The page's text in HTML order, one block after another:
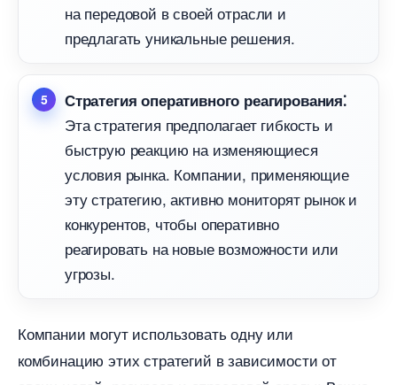
на передовой в своей отрасли и
предлагать уникальные решения.​
Стратегия оперативного реагирования⁚
Эта стратегия предполагает гибкость и
ыструю реакцию на изменяющиеся
условия рынка.​ Компании, применяющие
эту стратегию, активно мониторят рынок и
конкурентов, чтобы оперативно
реагировать на новые возможности или
угрозы.
Компании могут использовать одну или
комбинацию этих стратегий в зависимости от